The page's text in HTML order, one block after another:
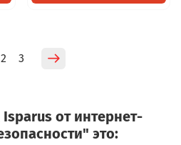
2 3
от интернет-
это: